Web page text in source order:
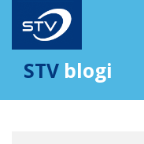
STV blogi